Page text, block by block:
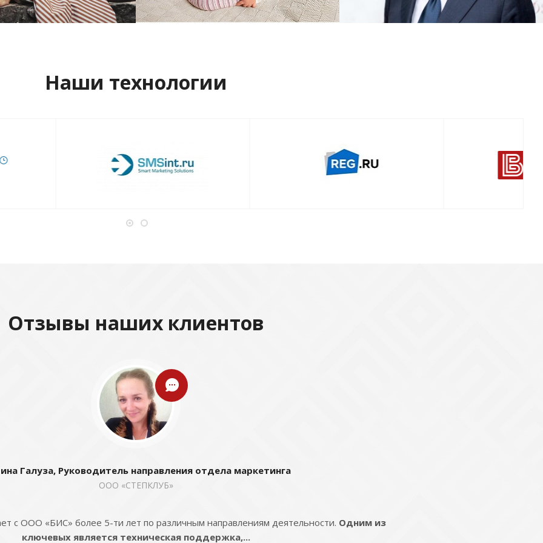
проект
Смотреть проект
Смотреть проект
Наши технологии
Отзывы наших клиентов
Галуза, Руководитель направления отдела маркетинга
ООО «СТЕПКЛУБ»
с ООО «БИС» более 5-ти лет по различным направлениям деятельности. Одним из
ключевых является техническая поддержка,...